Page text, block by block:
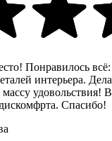
Понравилось всё:
интерьера.
удовольствия!
Спасибо!